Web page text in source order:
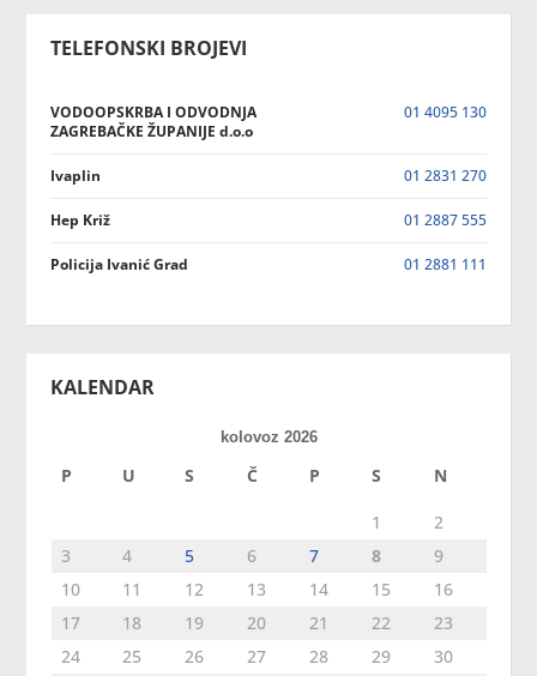
TELEFONSKI BROJEVI
VODOOPSKRBA I ODVODNJA
ZAGREBAČKE ŽUPANIJE d.o.o
01 4095 130
Ivaplin 01 2831 270
Hep Križ 01 2887 555
Policija Ivanić Grad 01 2881 111
KALENDAR
kolovoz 2026
P U S Č P S N
1
2
3
4 5 6 7 8
9
10
11 12 13 14 15
16
17
18 19 20 21 22
23
24
25 26 27 28 29
30